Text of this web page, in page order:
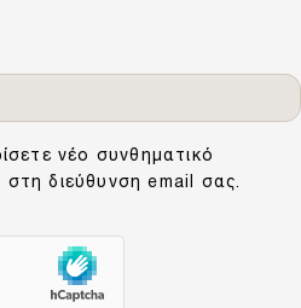
νέο συνθηματικό
διεύθυνση email σας.